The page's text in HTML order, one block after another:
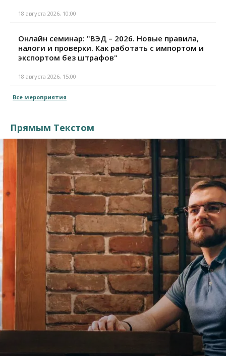
18 августа 2026, 10:00
Онлайн семинар: "ВЭД – 2026. Новые правила,
налоги и проверки. Как работать с импортом и
экспортом без штрафов"
18 августа 2026, 15:00
Все мероприятия
Прямым Текстом